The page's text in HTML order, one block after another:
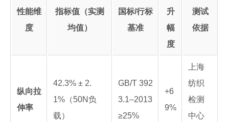
性能维
度
指标值（实测
均值）
国标/行标
基准
升
幅
度
测试
依据
纵向拉
伸率
42.3% ± 2.
1%（50N负
载）
GB/T 392
3.1–2013
≥25%
+6
9%
上海
纺织
检测
中心